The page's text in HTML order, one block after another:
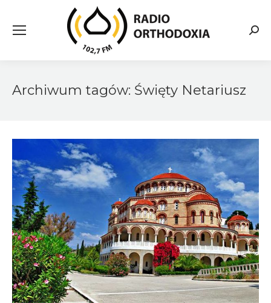
Archiwum tagów: Święty Netariusz